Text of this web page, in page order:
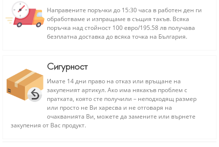
Направените поръчки до 15:30 часа в работен ден ги
обработваме и изпращаме в същия такъв. Всяка
поръчка над стойност 100 евро/195.58 лв получава
безплатна доставка до всяка точка на България.
Сигурност
Имате 14 дни право на отказ или връщане на
закупеният артикул. Ако има някакъв проблем с
пратката, която сте получили – неподходящ размер
или просто не Ви харесва и не отговаря на
очакванията Ви, можете да замените или върнете
закупения от Вас продукт.